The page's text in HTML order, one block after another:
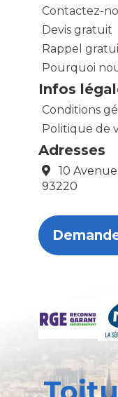
Contactez-
Devis gratuit
Rappel
Pourquoi
Infos
Conditions
Politique de
Adresses
10
93220